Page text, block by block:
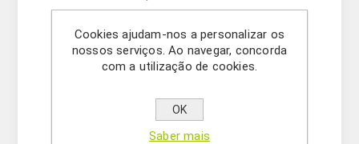
em uma mistura de ensaio para a deteção do
patogénio, bem como um controlo positivo e
um controlo positivo interno (IPC). Para
minimizar a contaminação cruzada de PCR, a
uracil-N glicosilase (UNG).
Cookies ajudam-nos a personalizar os
nossos serviços. Ao navegar, concorda
com a utilização de cookies.
OK
Saber mais